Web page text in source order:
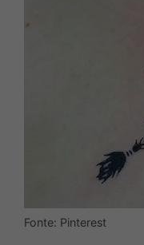
Fonte: Pinterest